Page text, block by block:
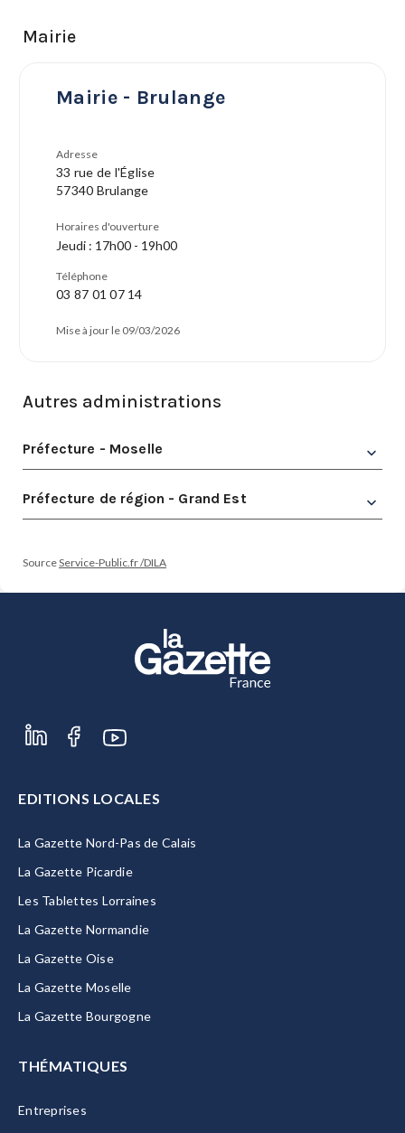
Mairie
Mairie - Brulange
Adresse
33 rue de l'Église
57340 Brulange
Horaires d'ouverture
Jeudi : 17h00 - 19h00
Téléphone
03 87 01 07 14
Mise à jour le 09/03/2026
Autres administrations
Préfecture - Moselle
Préfecture de région - Grand Est
SourceService-Public.fr /DILA
EDITIONS LOCALES
La Gazette Nord-Pas de Calais
La Gazette Picardie
Les Tablettes Lorraines
La Gazette Normandie
La Gazette Oise
La Gazette Moselle
La Gazette Bourgogne
THÉMATIQUES
Entreprises